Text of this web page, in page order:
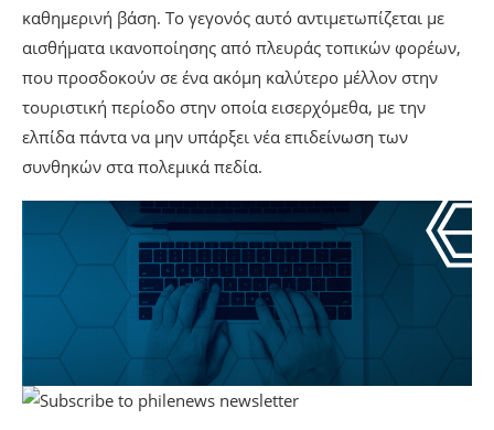
καθημερινή βάση. Το γεγονός αυτό αντιμετωπίζεται με
αισθήματα ικανοποίησης από πλευράς τοπικών φορέων,
που προσδοκούν σε ένα ακόμη καλύτερο μέλλον στην
τουριστική περίοδο στην οποία εισερχόμεθα, με την
ελπίδα πάντα να μην υπάρξει νέα επιδείνωση των
συνθηκών στα πολεμικά πεδία.